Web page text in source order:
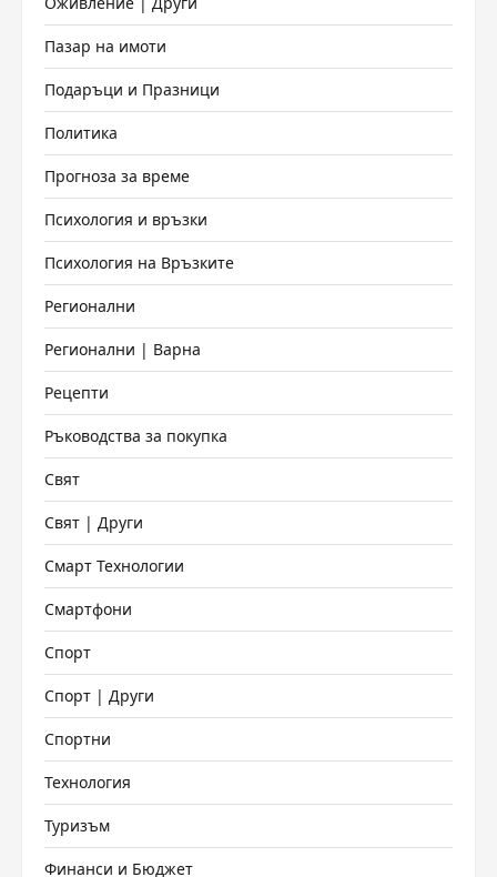
Пазар на имоти
Подаръци и Празници
Политика
Прогноза за време
Психология и връзки
Психология на Връзките
Регионални
Регионални | Варна
Рецепти
Ръководства за покупка
Свят
Свят | Други
Смарт Технологии
Смартфони
Спорт
Спорт | Други
Спортни
Технология
Туризъм
Финанси и Бюджет